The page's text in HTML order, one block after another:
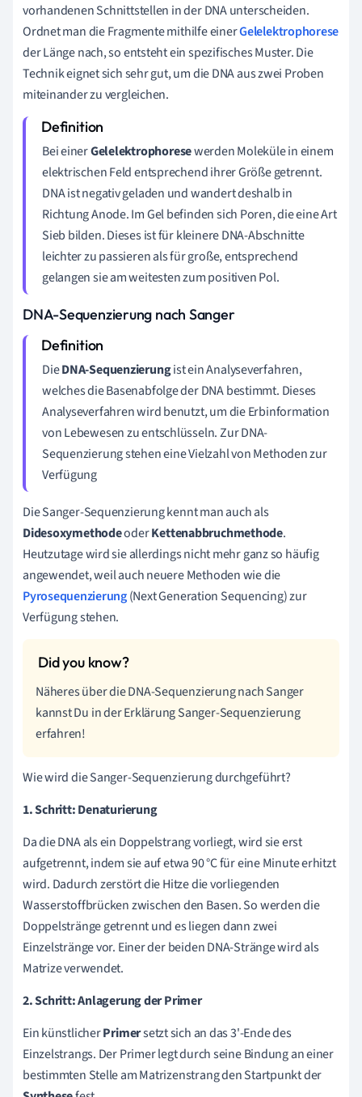
vorhandenen Schnittstellen in der DNA unterscheiden.
Ordnet man die Fragmente mithilfe einerGelelektrophorese
der Länge nach, so entsteht ein spezifisches Muster. Die
Technik eignet sich sehr gut, um die DNA aus zwei Proben
miteinander zu vergleichen.
Bei einerGelelektrophoresewerden Moleküle in einem
elektrischen Feld entsprechend ihrer Größe getrennt.
DNA ist negativ geladen und wandert deshalb in
Richtung Anode. Im Gel befinden sich Poren, die eine Art
Sieb bilden. Dieses ist für kleinere DNA-Abschnitte
leichter zu passieren als für große, entsprechend
gelangen sie am weitesten zum positiven Pol.
DNA-Sequenzierung nach Sanger
DieDNA-Sequenzierungist ein Analyseverfahren,
welches die Basenabfolge der DNA bestimmt. Dieses
Analyseverfahren wird benutzt, um die Erbinformation
von Lebewesen zu entschlüsseln. Zur DNA-
Sequenzierung stehen eine Vielzahl von Methoden zur
Verfügung
Die Sanger-Sequenzierung kennt man auch als
DidesoxymethodeoderKettenabbruchmethode.
Heutzutage wird sie allerdings nicht mehr ganz so häufig
angewendet, weil auch neuere Methoden wie die
Pyrosequenzierung(Next Generation Sequencing) zur
Verfügung stehen.
Näheres über die DNA-Sequenzierung nach Sanger
kannst Du in der Erklärung Sanger-Sequenzierung
erfahren!
Wie wird die Sanger-Sequenzierung durchgeführt?
1. Schritt: Denaturierung
Da die DNA als ein Doppelstrang vorliegt, wird sie erst
aufgetrennt, indem sie auf etwa 90 °C für eine Minute erhitzt
wird. Dadurch zerstört die Hitze die vorliegenden
Wasserstoffbrückenzwischen den Basen. So werden die
Doppelstränge getrennt und es liegen dann zwei
Einzelstränge vor. Einer der beiden DNA-Stränge wird als
Matrize verwendet.
2. Schritt: Anlagerung der Primer
Ein künstlicherPrimersetzt sich an das 3'-Ende des
Einzelstrangs. Der Primer legt durch seine Bindung an einer
bestimmten Stelle am Matrizenstrang den Startpunkt der